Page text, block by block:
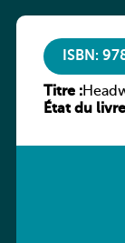
ISBN:
Titre :
État du